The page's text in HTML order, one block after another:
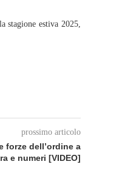
stagione estiva 2025,
prossimo articolo
forze dell’ordine a
e numeri [VIDEO]